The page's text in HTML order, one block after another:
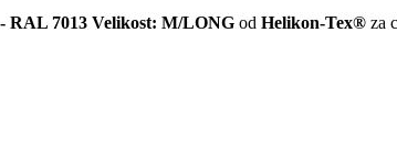
RAL 7013 Velikost: M/LONG od Helikon-Tex® za